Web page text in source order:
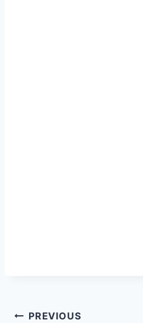
PREVIOUS